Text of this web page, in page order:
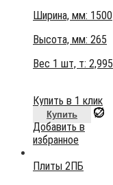
Ширина, мм: 1500
Высота, мм: 265
Вес 1 шт, т: 2,995
Купить в 1 клик
Купить
Добавить в
избранное
Плиты 2ПБ